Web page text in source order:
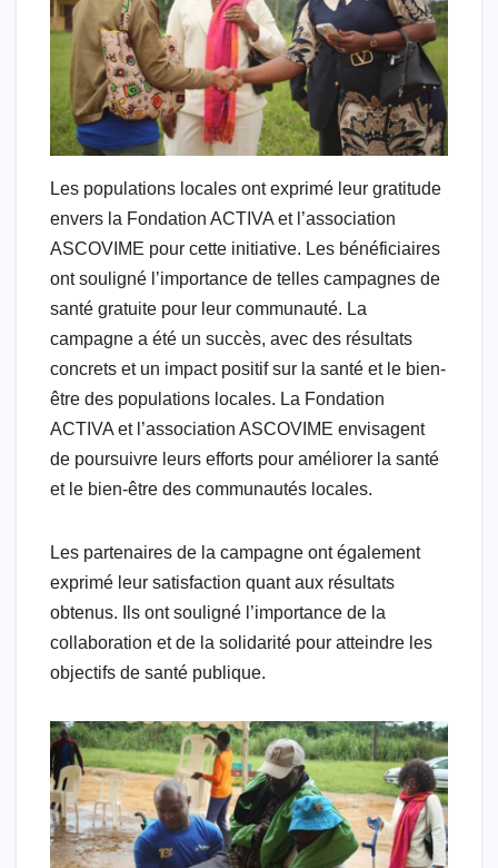
Les populations locales ont exprimé leur gratitude
envers la Fondation ACTIVA et l’association
ASCOVIME pour cette initiative. Les bénéficiaires
ont souligné l’importance de telles campagnes de
santé gratuite pour leur communauté. La
campagne a été un succès, avec des résultats
concrets et un impact positif sur la santé et le bien-
être des populations locales. La Fondation
ACTIVA et l’association ASCOVIME envisagent
de poursuivre leurs efforts pour améliorer la santé
et le bien-être des communautés locales.
Les partenaires de la campagne ont également
exprimé leur satisfaction quant aux résultats
obtenus. Ils ont souligné l’importance de la
collaboration et de la solidarité pour atteindre les
objectifs de santé publique.